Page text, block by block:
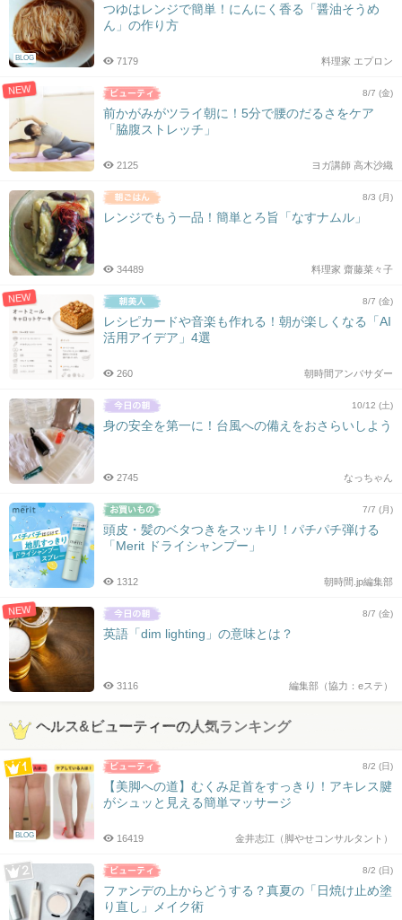
BLOG
つゆはレンジで簡単！にんにく香る「醤油そうめ
ん」の作り方
料理家 エプロン
7179
NEW 8/7 (金)
前かがみがツライ朝に！5分で腰のだるさをケア
「脇腹ストレッチ」
ヨガ講師 高木沙織
2125
8/3 (月)
レンジでもう一品！簡単とろ旨「なすナムル」
料理家 齋藤菜々子
34489
NEW 8/7 (金)
レシピカードや音楽も作れる！朝が楽しくなる「AI
活用アイデア」4選
朝時間アンバサダー
260
10/12 (土)
身の安全を第一に！台風への備えをおさらいしよう
なっちゃん
2745
7/7 (月)
頭皮・髪のベタつきをスッキリ！パチパチ弾ける
「Merit ドライシャンプー」
朝時間.jp編集部
1312
NEW 8/7 (金)
英語「dim lighting」の意味とは？
編集部（協力：eステ）
3116
ヘルス&ビューティーの人気ランキング
BLOG
8/2 (日)
【美脚への道】むくみ足首をすっきり！アキレス腱
がシュッと見える簡単マッサージ
金井志江（脚やせコンサルタント）
16419
8/2 (日)
ファンデの上からどうする？真夏の「日焼け止め塗
り直し」メイク術